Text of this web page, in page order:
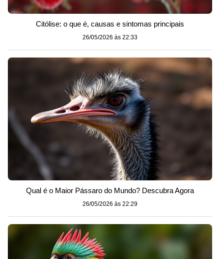
Citólise: o que é, causas e sintomas principais
26/05/2026 às 22:33
Qual é o Maior Pássaro do Mundo? Descubra Agora
26/05/2026 às 22:29